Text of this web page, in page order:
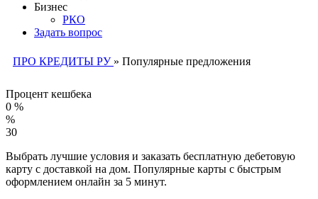
Бизнес
РКО
Задать вопрос
ПРО КРЕДИТЫ РУ » Популярные предложения
Процент кешбека
0 %
%
30
Выбрать лучшие условия и заказать бесплатную дебетовую
карту с доставкой на дом. Популярные карты с быстрым
оформлением онлайн за 5 минут.